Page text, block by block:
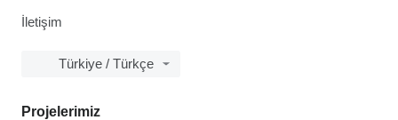
İletişim
Türkiye / Türkçe
Projelerimiz